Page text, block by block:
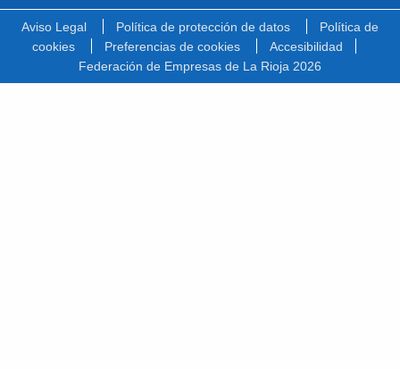
Aviso Legal Política de protección de datos
Política de
cookies
Preferencias de cookies
Accesibilidad
Federación de Empresas de La Rioja 2026